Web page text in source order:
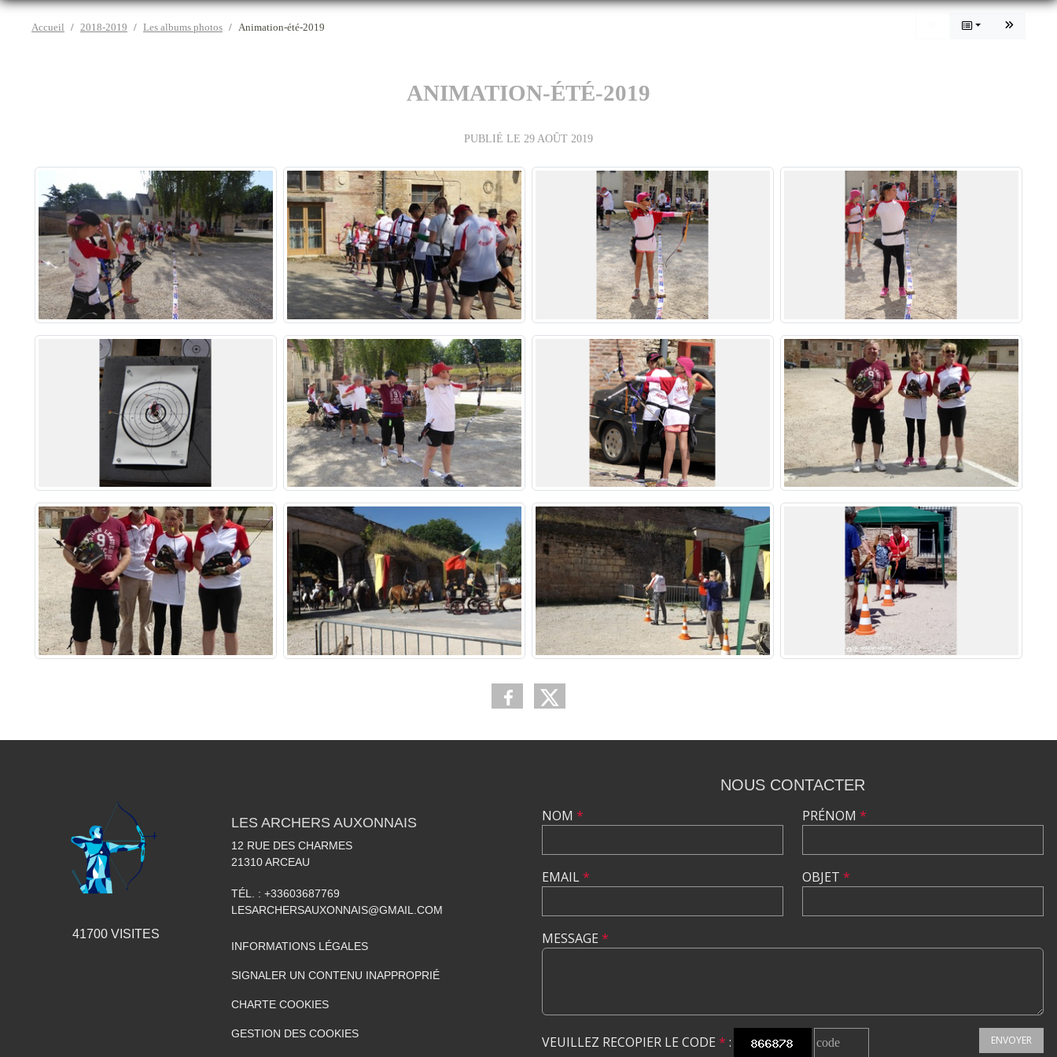
Accueil 2018-2019 Les albums photos Animation-été-2019
ANIMATION-ÉTÉ-2019
PUBLIÉ LE 29 AOÛT 2019
41700VISITES
LES ARCHERS AUXONNAIS
12 RUE DES CHARMES
21310ARCEAU
TÉL. : +33603687769
LESARCHERSAUXONNAIS@GMAIL.COM
INFORMATIONS LÉGALES
SIGNALER UN CONTENU INAPPROPRIÉ
CHARTE COOKIES
GESTION DES COOKIES
NOUS CONTACTER
NOM *
EMAIL*
PRÉNOM *
OBJET *
MESSAGE *
VEUILLEZ RECOPIER LE CODE * : ENVOYER